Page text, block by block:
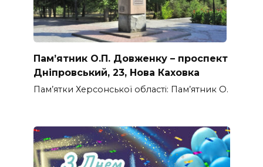
Пам’ятник О.П. Довженку – проспект
Днiпровський, 23, Нова Каховка
Пам’ятки Херсонської області: Пам’ятник О.